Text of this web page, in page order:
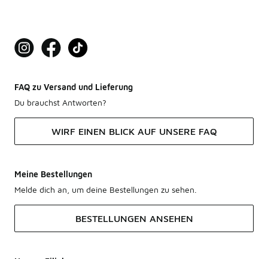
FAQ zu Versand und Lieferung
Du brauchst Antworten?
WIRF EINEN BLICK AUF UNSERE FAQ
Meine Bestellungen
Melde dich an, um deine Bestellungen zu sehen.
BESTELLUNGEN ANSEHEN